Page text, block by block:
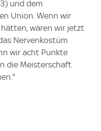
und dem
Union. Wenn wir
wären wir jetzt
Nervenkostüm
wir acht Punkte
die Meisterschaft